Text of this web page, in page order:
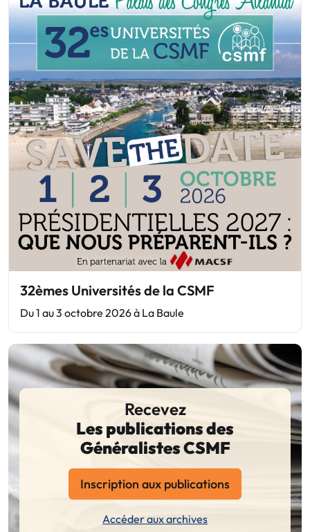
32èmes Universités de la CSMF
Du 1 au 3 octobre 2026 à La Baule
Recevez
Les publications des
Généralistes CSMF
Inscription aux publications
Accéder aux archives